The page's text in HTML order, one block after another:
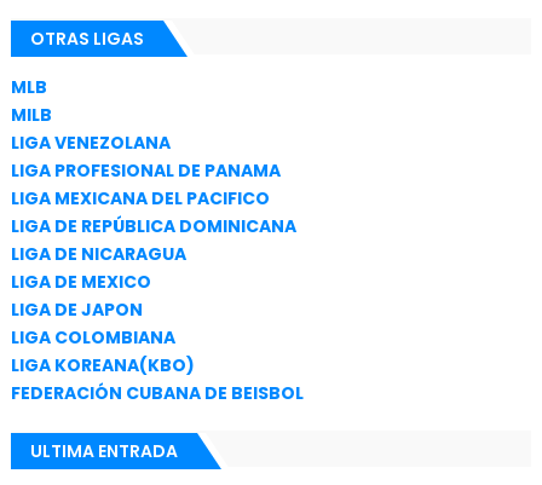
OTRAS LIGAS
MLB
MILB
LIGA VENEZOLANA
LIGA PROFESIONAL DE PANAMA
LIGA MEXICANA DEL PACIFICO
LIGA DE REPÚBLICA DOMINICANA
LIGA DE NICARAGUA
LIGA DE MEXICO
LIGA DE JAPON
LIGA COLOMBIANA
LIGA KOREANA(KBO)
FEDERACIÓN CUBANA DE BEISBOL
ULTIMA ENTRADA